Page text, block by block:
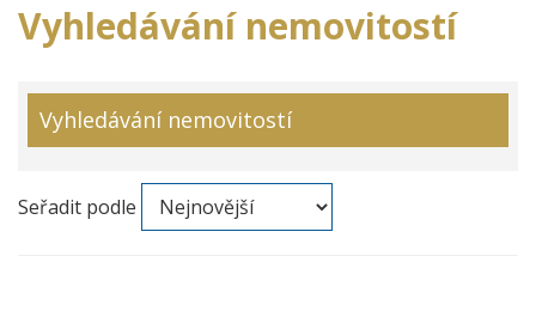
Vyhledávání nemovitostí
Vyhledávání nemovitostí
Seřadit podle